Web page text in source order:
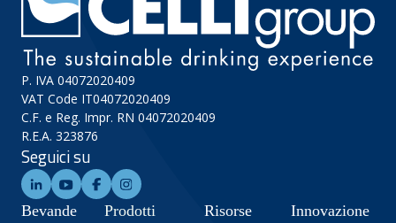
P. IVA 04072020409
VAT Code IT04072020409
C.F. e Reg. Impr. RN 04072020409
R.E.A. 323876
Seguici su
Bevande Prodotti Risorse Innovazione